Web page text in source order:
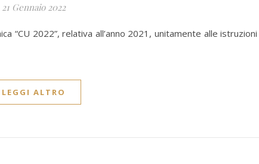
21 Gennaio 2022
“CU 2022”, relativa all’anno 2021, unitamente alle
LEGGI ALTRO